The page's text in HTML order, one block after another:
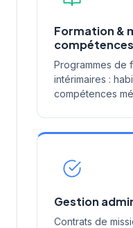
Formation &
compétences
Programmes de
intérimaires :
compétences
Gestion
Contrats de